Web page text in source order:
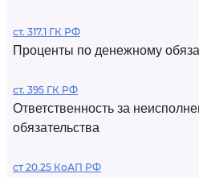
ст. 317.1 ГК РФ
Проценты по денежному
ст. 395 ГК РФ
Ответственность за
обязательства
ст 20.25 КоАП РФ